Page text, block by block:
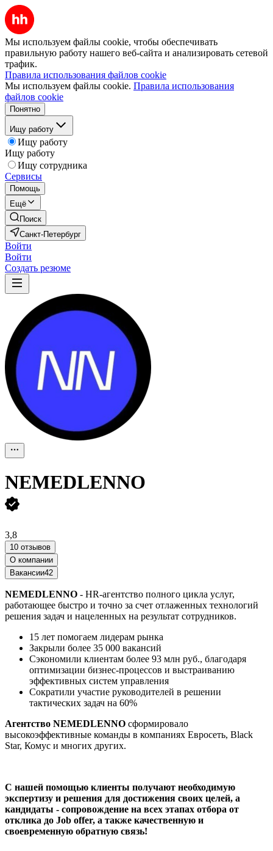
Мы используем файлы cookie, чтобы обеспечивать
правильную работу нашего веб-сайта и анализировать сетевой
трафик.
Правила использования файлов cookie
Мы используем файлы cookie. Правила использования
файлов cookie
Понятно
Ищу работу
Ищу работу
Ищу работу
Ищу сотрудника
Сервисы
Помощь
Ещё
Поиск
Санкт-Петербург
Войти
Войти
Создать резюме
NEMEDLENNO
3,8
10 отзывов
О компании
Вакансии42
NEMEDLENNO - HR-агентство полного цикла услуг,
работающее быстро и точно за счет отлаженных технологий
решения задач и нацеленных на результат сотрудников.
15 лет помогаем лидерам рынка
Закрыли более 35 000 вакансий
Сэкономили клиентам более 93 млн руб., благодаря
оптимизации бизнес-процессов и выстраиванию
эффективных систем управления
Сократили участие руководителей в решении
тактических задач на 60%
Агентство NEMEDLENNO сформировало
высокоэффективные команды в компаниях Евросеть, Black
Star, Комус и многих других.
С нашей помощью клиенты получают необходимую
экспертизу и решения для достижения своих целей, а
кандидаты - сопровождение на всех этапах отбора от
отклика до Job offer, а также качественную и
своевременную обратную связь!